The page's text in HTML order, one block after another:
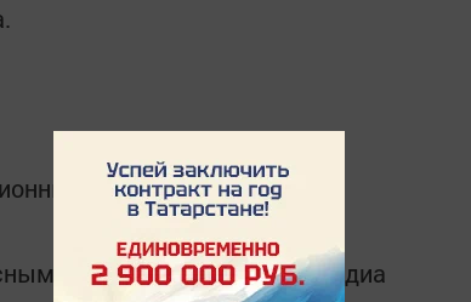
центр.
в Telegram-каналеТатмедиа